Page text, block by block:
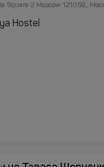
Square 2 Moscow 121059,,